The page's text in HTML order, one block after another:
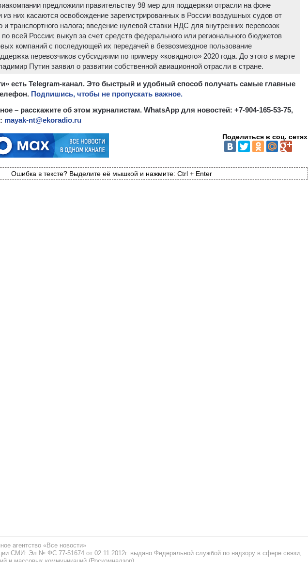
предложили правительству 98 мер для поддержки отрасли на фоне
них касаются освобождение зарегистрированных в России воздушных судов от
и транспортного налога; введение нулевой ставки НДС для внутренних перевозок
по всей России; выкуп за счет средств федерального или регионального бюджетов
компаний с последующей их передачей в безвозмездное пользование
перевозчиков субсидиями по примеру «ковидного» 2020 года. До этого в марте
Путин заявил о развитии собственной авиационной отрасли в стране.
есть Telegram-канал. Это быстрый и удобный способ получать самые главные
Подпишись, чтобы не пропускать важное.
– расскажите об этом журналистам. WhatsApp для новостей: +7-904-165-53-75,
mayak-nt@ekoradio.ru
Поделиться в соц. сетях
Ошибка в тексте? Выделите её мышкой и нажмите: Ctrl + Enter
агентство «Все новости»
СМИ: Эл № ФС 77-51674 от 02.11.2012г. выдано Федеральной службой по надзору в сфере связи,